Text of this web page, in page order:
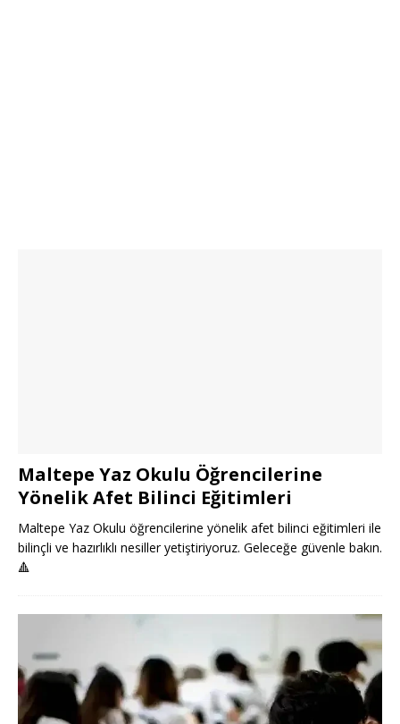
Maltepe Yaz Okulu Öğrencilerine
Yönelik Afet Bilinci Eğitimleri
Maltepe Yaz Okulu öğrencilerine yönelik afet bilinci eğitimleri ile
bilinçli ve hazırlıklı nesiller yetiştiriyoruz. Geleceğe güvenle bakın.
🔺